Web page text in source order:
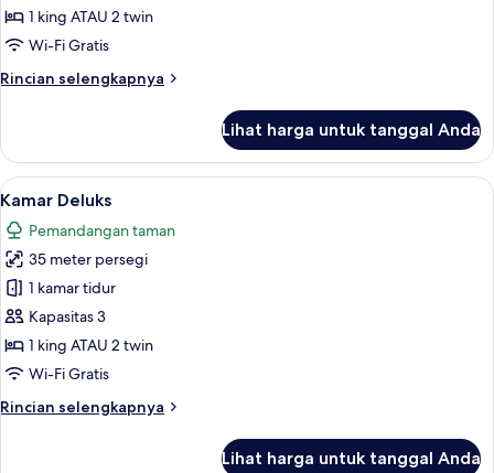
1 king ATAU 2 twin
Wi-Fi Gratis
Rincian selengkapnya
Rincian
Kamar
Superior
Lihat harga untuk tanggal Anda
Lihat
semua
foto
untuk
Kamar
Deluks
Kamar Deluks | 1 kamar tidur, seprai
7
Kamar Deluks
Pemandangan taman
35 meter persegi
1 kamar tidur
Kapasitas 3
1 king ATAU 2 twin
Wi-Fi Gratis
Rincian selengkapnya
Rincian
Lihat harga untuk tanggal Anda